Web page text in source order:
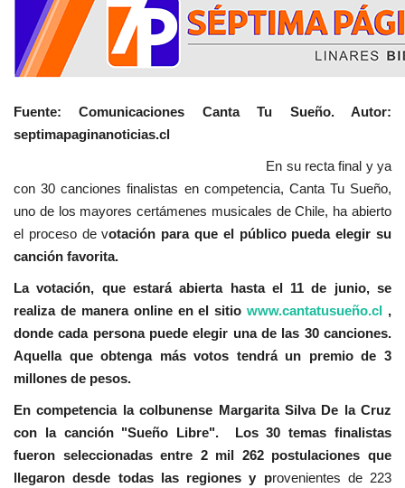
Fuente: Comunicaciones Canta Tu Sueño. Autor:
septimapaginanoticias.cl
En su recta final y ya
con 30 canciones finalistas en competencia, Canta Tu Sueño,
uno de los mayores certámenes musicales de Chile, ha abierto
el proceso de votación para que el público pueda elegir su
canción favorita.
La votación, que estará abierta hasta el 11 de junio, se
realiza de manera online en el sitiowww.cantatusueño.cl ,
donde cada persona puede elegir una de las 30 canciones.
Aquella que obtenga más votos tendrá un premio de 3
millones de pesos.
En competencia la colbunense Margarita Silva De la Cruz
con la canción "Sueño Libre". Los 30 temas finalistas
fueron seleccionadas entre 2 mil 262 postulaciones que
llegaron desde todas las regiones y provenientes de 223